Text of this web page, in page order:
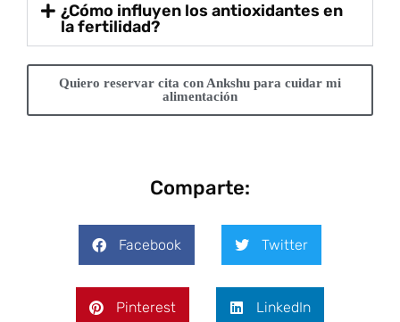
¿Cómo influyen los antioxidantes en
la fertilidad?
Quiero reservar cita con Ankshu para cuidar mi
alimentación
Comparte:
Facebook Twitter
Pinterest LinkedIn